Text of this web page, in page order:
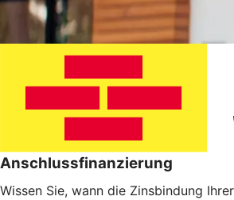
Anschlussfinanzierung
Wissen Sie, wann die Zinsbindung